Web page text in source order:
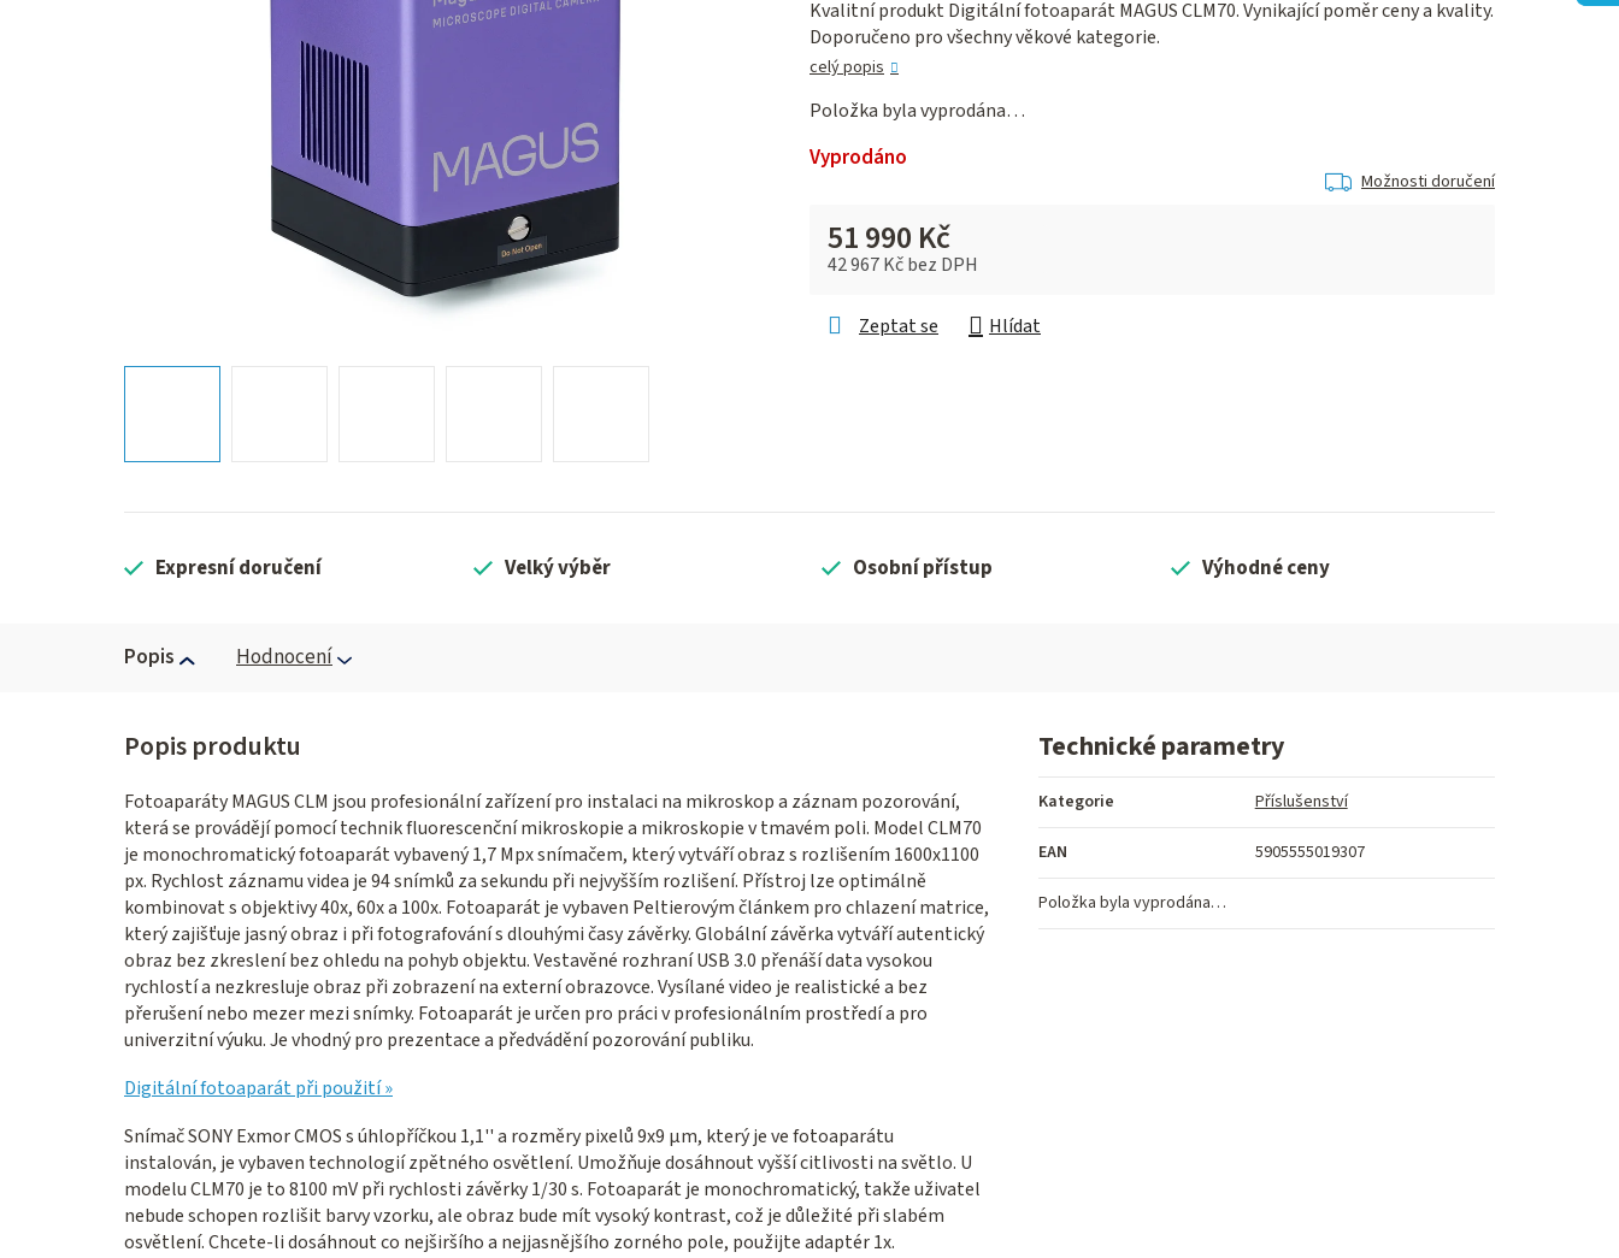
je
0,0
z 5
Kvalitní produkt Digitální fotoaparát MAGUS CLM70. Vynikající poměr ceny a kvality.
Doporučeno pro všechny věkové kategorie.
celý popis
Položka byla vyprodána…
Vyprodáno
Možnosti doručení
51 990 Kč
42 967 Kč bez DPH
Zeptat se
Hlídat
Expresní doručení Velký výběr Osobní přístup Výhodné ceny
Popis Hodnocení
Fotoaparáty MAGUS CLM jsou profesionální zařízení pro instalaci na mikroskop a záznam pozorování,
která se provádějí pomocí technik fluorescenční mikroskopie a mikroskopie v tmavém poli. Model CLM70
je monochromatický fotoaparát vybavený 1,7 Mpx snímačem, který vytváří obraz s rozlišením 1600x1100
px. Rychlost záznamu videa je 94 snímků za sekundu při nejvyšším rozlišení. Přístroj lze optimálně
kombinovat s objektivy 40x, 60x a 100x. Fotoaparát je vybaven Peltierovým článkem pro chlazení matrice,
který zajišťuje jasný obraz i při fotografování s dlouhými časy závěrky. Globální závěrka vytváří autentický
obraz bez zkreslení bez ohledu na pohyb objektu. Vestavěné rozhraní USB 3.0 přenáší data vysokou
rychlostí a nezkresluje obraz při zobrazení na externí obrazovce. Vysílané video je realistické a bez
přerušení nebo mezer mezi snímky. Fotoaparát je určen pro práci v profesionálním prostředí a pro
univerzitní výuku. Je vhodný pro prezentace a předvádění pozorování publiku.
Digitální fotoaparát při použití »
Snímač SONY Exmor CMOS s úhlopříčkou 1,1'' a rozměry pixelů 9x9 µm, který je ve fotoaparátu
instalován, je vybaven technologií zpětného osvětlení. Umožňuje dosáhnout vyšší citlivosti na světlo. U
modelu CLM70 je to 8100 mV při rychlosti závěrky 1/30 s. Fotoaparát je monochromatický, takže uživatel
nebude schopen rozlišit barvy vzorku, ale obraz bude mít vysoký kontrast, což je důležité při slabém
osvětlení. Chcete-li dosáhnout co nejširšího a nejjasnějšího zorného pole, použijte adaptér 1x.
Technické parametry
Kategorie Příslušenství
EAN 5905555019307
Položka byla vyprodána…